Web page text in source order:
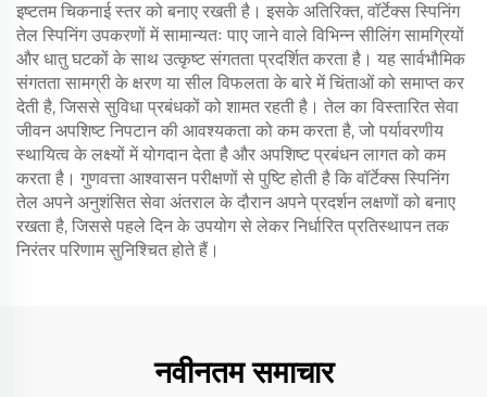
इष्टतम चिकनाई स्तर को बनाए रखती है। इसके अतिरिक्त, वॉर्टेक्स स्पिनिंग
तेल स्पिनिंग उपकरणों में सामान्यतः पाए जाने वाले विभिन्न सीलिंग सामग्रियों
और धातु घटकों के साथ उत्कृष्ट संगतता प्रदर्शित करता है। यह सार्वभौमिक
संगतता सामग्री के क्षरण या सील विफलता के बारे में चिंताओं को समाप्त कर
देती है, जिससे सुविधा प्रबंधकों को शामत रहती है। तेल का विस्तारित सेवा
जीवन अपशिष्ट निपटान की आवश्यकता को कम करता है, जो पर्यावरणीय
स्थायित्व के लक्ष्यों में योगदान देता है और अपशिष्ट प्रबंधन लागत को कम
करता है। गुणवत्ता आश्वासन परीक्षणों से पुष्टि होती है कि वॉर्टेक्स स्पिनिंग
तेल अपने अनुशंसित सेवा अंतराल के दौरान अपने प्रदर्शन लक्षणों को बनाए
रखता है, जिससे पहले दिन के उपयोग से लेकर निर्धारित प्रतिस्थापन तक
निरंतर परिणाम सुनिश्चित होते हैं।
नवीनतम समाचार